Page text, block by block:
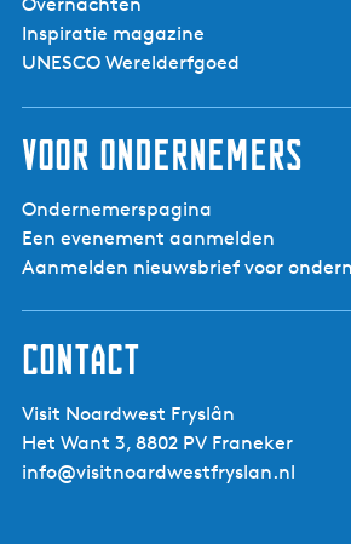
Inspiratie magazine
UNESCO Werelderfgoed
Voor ondernemers
Ondernemerspagina
Een evenement aanmelden
Aanmelden nieuwsbrief voor
Contact
Visit Noardwest Fryslân
Het Want 3, 8802 PV Franeker
info@visitnoardwestfryslan.nl